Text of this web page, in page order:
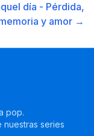
día - Pérdida,
y amor →
pop.
nuestras series